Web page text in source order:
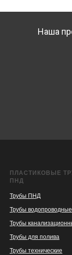
Наша
ПЛАСТИКОВЫЕ
ПНД
Трубы ПНД
Трубы водопроводные
Трубы
Трубы для полива
Трубы технические